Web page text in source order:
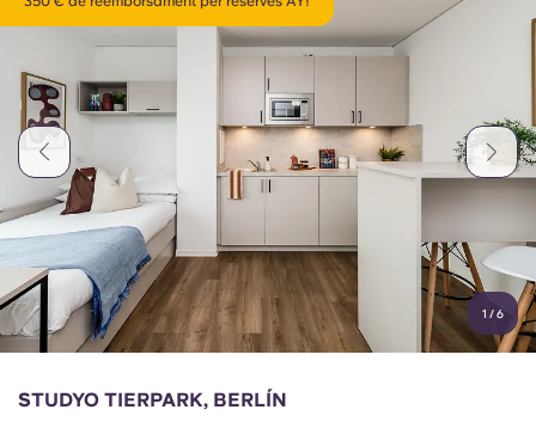
Ubicacions
Més
Compte Llengua
English (GB)
English (US)
Selecciona un país
Reserva ara
English (US)
Deutsch
Italian
Portuguese
1 /6
STUDYO TIERPARK, BERLÍN